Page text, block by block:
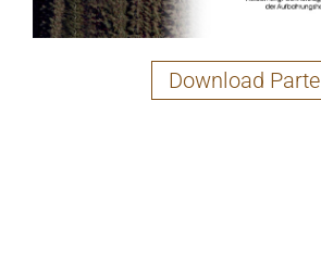
Download Parte